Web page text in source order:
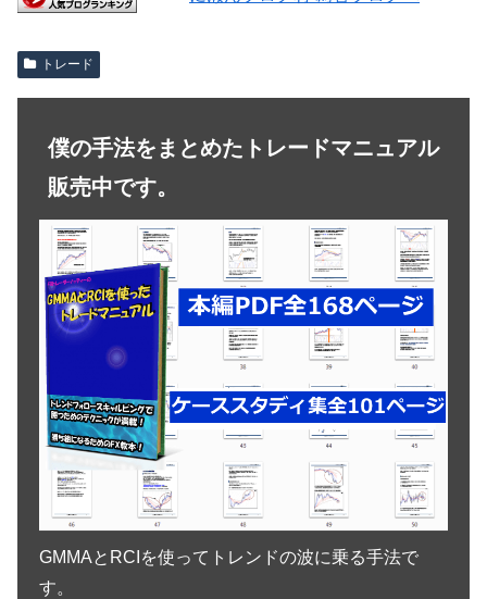
トレード
僕の手法をまとめたトレードマニュアル
販売中です。
GMMAとRCIを使ってトレンドの波に乗る手法で
す。